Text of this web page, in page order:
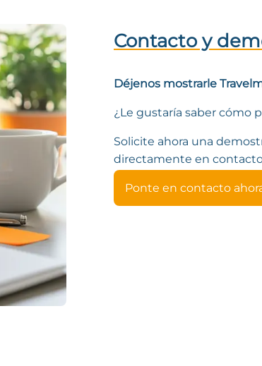
Contacto y
Déjenos mostrarle
¿Le gustaría saber cómo
Solicite ahora una
directamente en
Ponte en contacto